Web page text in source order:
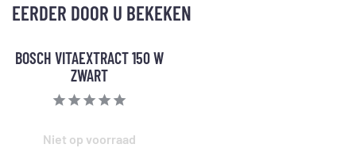
EERDER DOOR U BEKEKEN
BOSCH VITAEXTRACT 150 W
ZWART
Niet op voorraad